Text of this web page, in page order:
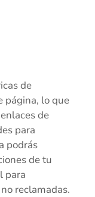
de
página, lo que
de
para
podrás
de tu
para
reclamadas.